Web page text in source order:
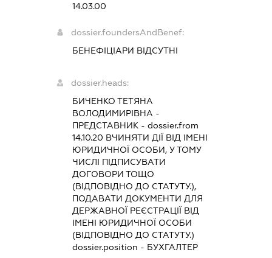
14.03.00
dossier.foundersAndBenef:
БЕНЕФІЦІАРИ ВІДСУТНІ
dossier.heads:
БИЧЕНКО ТЕТЯНА
ВОЛОДИМИРІВНА -
ПРЕДСТАВНИК - dossier.from
14.10.20 ВЧИНЯТИ ДІЇ ВІД ІМЕНІ
ЮРИДИЧНОЇ ОСОБИ, У ТОМУ
ЧИСЛІ ПІДПИСУВАТИ
ДОГОВОРИ ТОЩО
(ВІДПОВІДНО ДО СТАТУТУ.),
ПОДАВАТИ ДОКУМЕНТИ ДЛЯ
ДЕРЖАВНОЇ РЕЄСТРАЦІЇ ВІД
ІМЕНІ ЮРИДИЧНОЇ ОСОБИ
(ВІДПОВІДНО ДО СТАТУТУ.)
dossier.position - БУХГАЛТЕР